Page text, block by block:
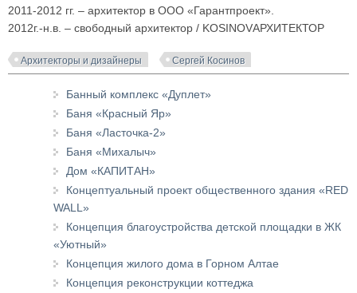
2011-2012 гг. – архитектор в ООО «Гарантпроект».
2012г.-н.в. – свободный архитектор / KOSINOVАРХИТЕКТОР
Архитекторы и дизайнеры Сергей Косинов
Банный комплекс «Дуплет»
Баня «Красный Яр»
Баня «Ласточка-2»
Баня «Михалыч»
Дом «КАПИТАН»
Концептуальный проект общественного здания «RED
WALL»
Концепция благоустройства детской площадки в ЖК
«Уютный»
Концепция жилого дома в Горном Алтае
Концепция реконструкции коттеджа